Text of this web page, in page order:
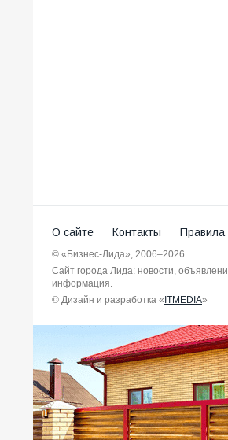
О сайте Контакты Правила
© «Бизнес-Лида», 2006–2026
Сайт города Лида: новости,
информация.
© Дизайн и разработка «ITMEDIA»